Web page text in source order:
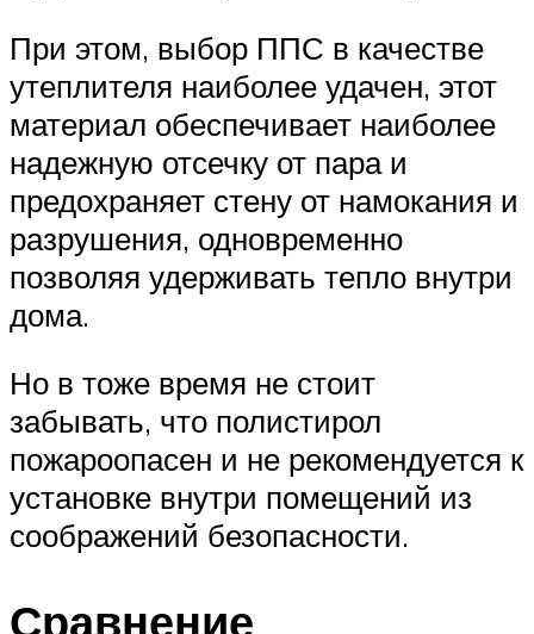
При этом, выбор ППС в качестве
утеплителя наиболее удачен, этот
материал обеспечивает наиболее
надежную отсечку от пара и
предохраняет стену от намокания и
разрушения, одновременно
позволяя удерживать тепло внутри
дома.
Но в тоже время не стоит
забывать, что полистирол
пожароопасен и не рекомендуется к
установке внутри помещений из
соображений безопасности.
Сравнение